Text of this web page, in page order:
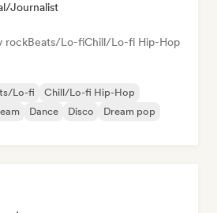
journalist
rockBeats/Lo-fiChill/Lo-fi Hip-Hop
Lo-fi
Chill/Lo-fi Hip-Hop
Dance Disco
Dream pop